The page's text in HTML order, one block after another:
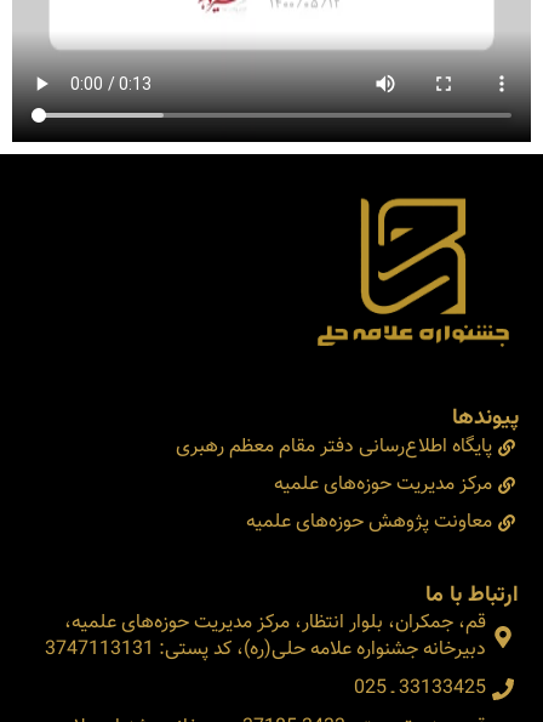
پیوندها
پایگاه اطلاع‌رسانی دفتر مقام معظم رهبری
مرکز مدیریت حوزه‌های علمیه
معاونت پژوهش حوزه‌های علمیه
ارتباط با ما
قم، جمکران، بلوار انتظار، مرکز مدیریت حوزه‌های علمیه،
دبیرخانه جشنواره علامه حلی(ره)، کد پستی: 3747113131
33133425 ـ 025